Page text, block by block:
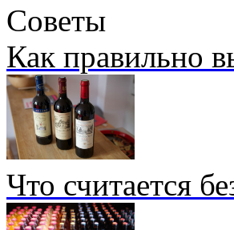
Советы
Как правильно
Что считается